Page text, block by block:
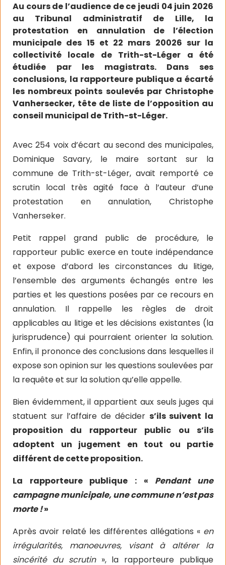
Au cours de l’audience de ce jeudi 04 juin 2026
au Tribunal administratif de Lille, la
protestation en annulation de l’élection
municipale des 15 et 22 mars 20026 sur la
collectivité locale de Trith-st-Léger a été
étudiée par les magistrats. Dans ses
conclusions, la rapporteure publique a écarté
les nombreux points soulevés par Christophe
Vanhersecker, tête de liste de l’opposition au
conseil municipal de Trith-st-Léger.
Avec 254 voix d’écart au second des municipales,
Dominique Savary, le maire sortant sur la
commune de Trith-st-Léger, avait remporté ce
scrutin local très agité face à l’auteur d’une
protestation en annulation, Christophe
Vanherseker.
Petit rappel grand public de procédure, le
rapporteur public exerce en toute indépendance
et expose d’abord les circonstances du litige,
l’ensemble des arguments échangés entre les
parties et les questions posées par ce recours en
annulation. Il rappelle les règles de droit
applicables au litige et les décisions existantes (la
jurisprudence) qui pourraient orienter la solution.
Enfin, il prononce des conclusions dans lesquelles il
expose son opinion sur les questions soulevées par
la requête et sur la solution qu’elle appelle.
Bien évidemment, il appartient aux seuls juges qui
statuent sur l’affaire de décider s’ils suivent la
proposition du rapporteur public ou s’ils
adoptent un jugement en tout ou partie
différent de cette proposition.
La rapporteure publique : « Pendant une
campagne municipale, une commune n’est pas
morte !»
Après avoir relaté les différentes allégations « en
irrégularités, manoeuvres, visant à altérer la
sincérité du scrutin », la rapporteure publique